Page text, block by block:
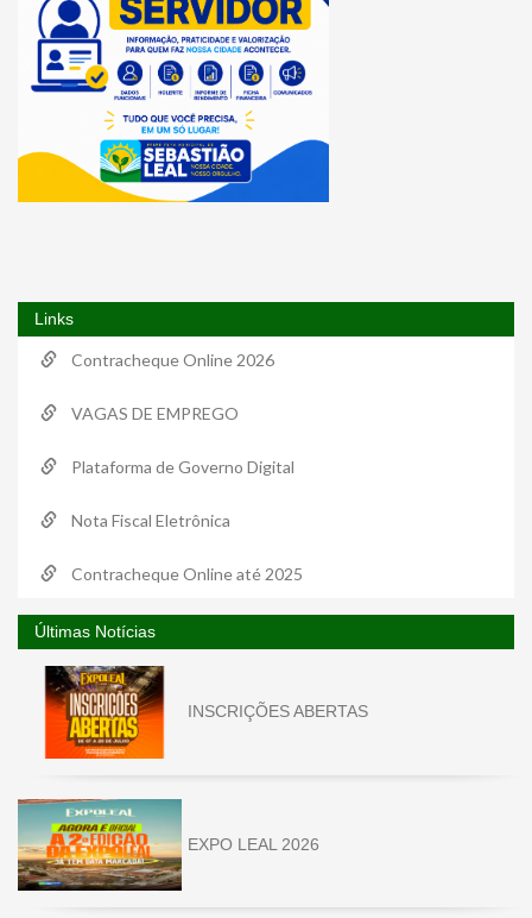
Links
Contracheque Online 2026
VAGAS DE EMPREGO
Plataforma de Governo Digital
Nota Fiscal Eletrônica
Contracheque Online até 2025
Últimas Notícias
INSCRIÇÕES ABERTAS
EXPO LEAL 2026